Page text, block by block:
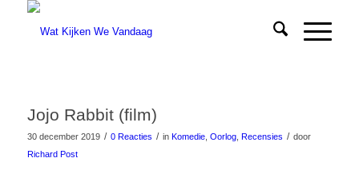
Jojo Rabbit (film)
30 december 2019 / 0 Reacties / in Komedie, Oorlog, Recensies / door
Richard Post